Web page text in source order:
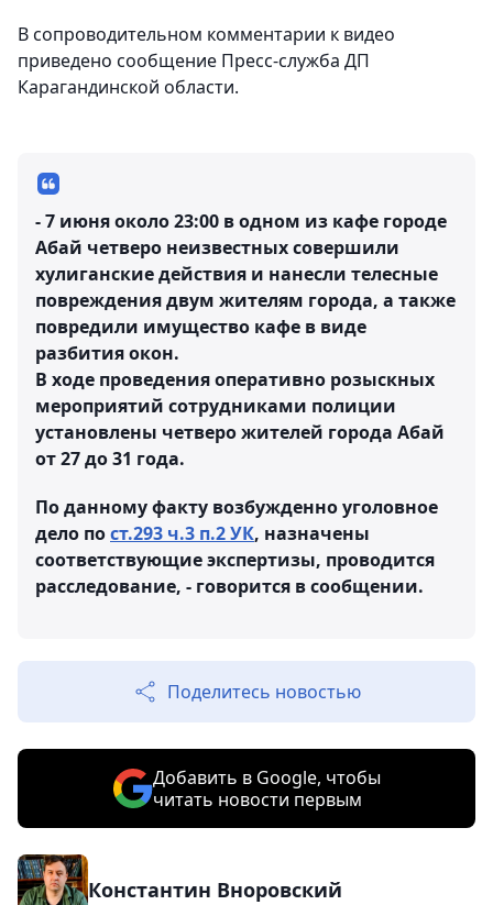
В сопроводительном комментарии к видео
приведено сообщение Пресс-служба ДП
Карагандинской области.
- 7 июня около 23:00 в одном из кафе городе
Абай четверо неизвестных совершили
хулиганские действия и нанесли телесные
повреждения двум жителям города, а также
повредили имущество кафе в виде
разбития окон.
В ходе проведения оперативно розыскных
мероприятий сотрудниками полиции
установлены четверо жителей города Абай
от 27 до 31 года.
По данному факту возбужденно уголовное
дело пост.293 ч.3 п.2 УК, назначены
соответствующие экспертизы, проводится
расследование, - говорится в сообщении.
Поделитесь новостью
Добавить в Google, чтобы
читать новости первым
Константин Вноровский